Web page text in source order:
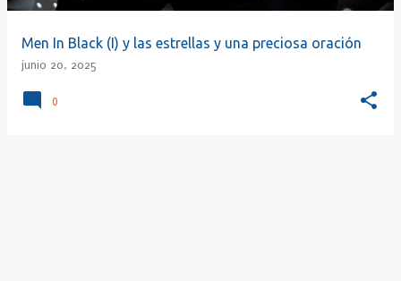
Men In Black (I) y las estrellas y una preciosa oración
junio 20, 2025
0